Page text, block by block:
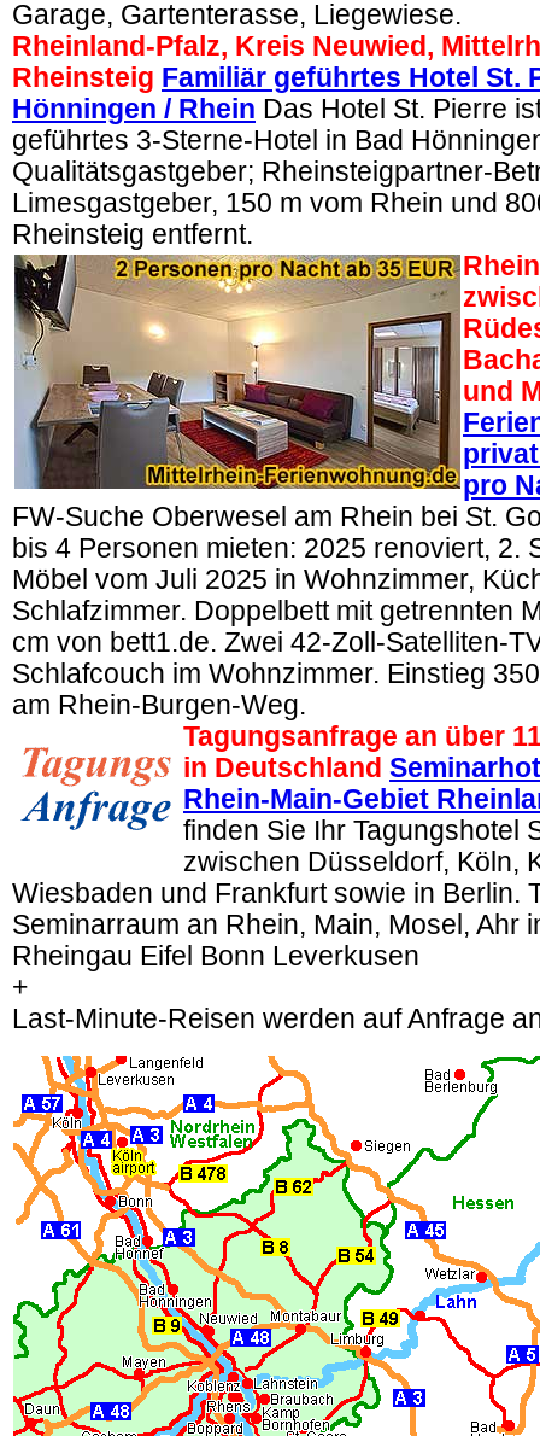
Garage, Gartenterasse, Liegewiese.
Rheinland-Pfalz, Kreis Neuwied,
Rheinsteig Familiär geführtes Hotel St.
Hönningen / Rhein Das Hotel St. Pierre
geführtes 3-Sterne-Hotel in Bad
Qualitätsgastgeber; Rheinsteigpartner-
Limesgastgeber, 150 m vom Rhein und
Rheinsteig entfernt.
und
pro
FW-Suche Oberwesel am Rhein bei St.
bis 4 Personen mieten: 2025 renoviert, 2.
Möbel vom Juli 2025 in Wohnzimmer,
Schlafzimmer. Doppelbett mit getrennten
cm von bett1.de. Zwei 42-Zoll-Satelliten-
Schlafcouch im Wohnzimmer. Einstieg
am Rhein-Burgen-Weg.
Tagungsanfrage an über
in Deutschland
Rhein-Main-Gebiet
finden Sie Ihr Tagungshotel
zwischen Düsseldorf, Köln,
Wiesbaden und Frankfurt sowie in Berlin.
Seminarraum an Rhein, Main, Mosel, Ahr
Rheingau Eifel Bonn Leverkusen
+
Last-Minute-Reisen werden auf Anfrage